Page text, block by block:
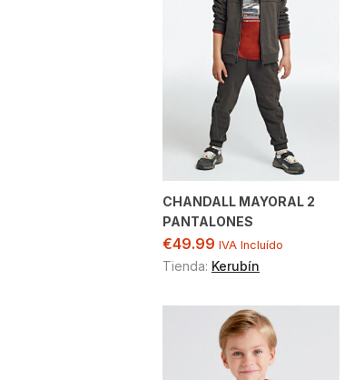
CHANDALL MAYORAL 2
PANTALONES
€49.99 IVA Incluído
Tienda: Kerubín